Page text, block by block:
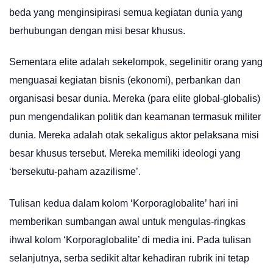
beda yang menginsipirasi semua kegiatan dunia yang
berhubungan dengan misi besar khusus.
Sementara elite adalah sekelompok, segelinitir orang yang
menguasai kegiatan bisnis (ekonomi), perbankan dan
organisasi besar dunia. Mereka (para elite global-globalis)
pun mengendalikan politik dan keamanan termasuk militer
dunia. Mereka adalah otak sekaligus aktor pelaksana misi
besar khusus tersebut. Mereka memiliki ideologi yang
‘bersekutu-paham azazilisme’.
Tulisan kedua dalam kolom ‘Korporaglobalite’ hari ini
memberikan sumbangan awal untuk mengulas-ringkas
ihwal kolom ‘Korporaglobalite’ di media ini. Pada tulisan
selanjutnya, serba sedikit altar kehadiran rubrik ini tetap